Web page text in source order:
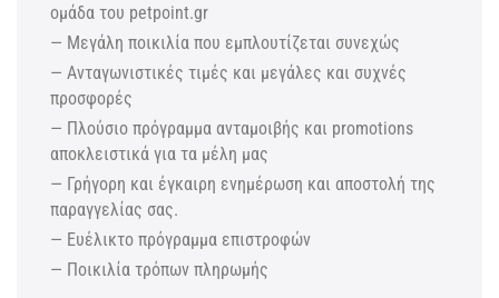
ομάδα του petpoint.gr
— Μεγάλη ποικιλία που εμπλουτίζεται συνεχώς
— Ανταγωνιστικές τιμές και μεγάλες και συχνές
προσφορές
— Πλούσιο πρόγραμμα ανταμοιβής και promotions
αποκλειστικά για τα μέλη μας
— Γρήγορη και έγκαιρη ενημέρωση και αποστολή της
παραγγελίας σας.
— Ευέλικτο πρόγραμμα επιστροφών
— Ποικιλία τρόπων πληρωμής